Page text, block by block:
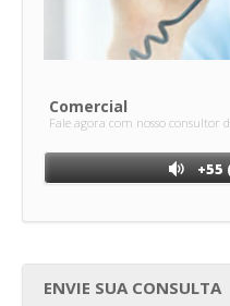
Comercial
Fale agora com nosso consultor
+55
ENVIE SUA CONSULTA